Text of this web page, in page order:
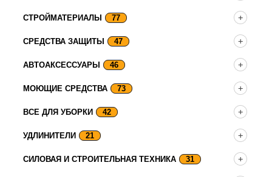
СТРОЙМАТЕРИАЛЫ 77
СРЕДСТВА ЗАЩИТЫ 47
АВТОАКСЕССУАРЫ 46
МОЮЩИЕ СРЕДСТВА 73
ВСЕ ДЛЯ УБОРКИ 42
УДЛИНИТЕЛИ 21
СИЛОВАЯ И СТРОИТЕЛЬНАЯ ТЕХНИКА 31